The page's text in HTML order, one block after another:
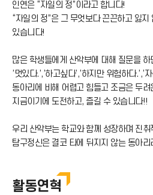
인연은 “자일의 정”이라고 합니다!
“자일의 정”은 그 무엇보다 끈끈하고 잃
있습니다!
많은 학생들에게 산악부에 대해 질문을 하
’멋있다.’,’하고싶다’,’하지만 위험하다.’,’
동아리에 비해 어렵고 힘들고 조금은 두
지금이기에 도전하고, 즐길 수 있습니다!!
우리 산악부는 학교와 함께 성장하며 진
탐구정신은 결코 타에 뒤지지 않는 동아리
활동연혁